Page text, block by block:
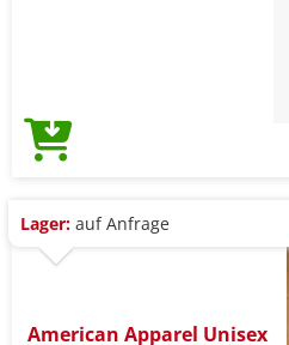
Lager: auf Anfrage
American Apparel Unisex